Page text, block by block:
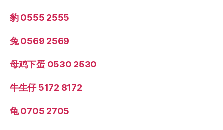
豹 0555 2555
兔 0569 2569
母鸡下蛋 0530 2530
牛生仔 5172 8172
龟 0705 2705